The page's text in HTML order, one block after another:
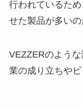
行われているた
せた製品が多いの
VEZZERのよう
業の成り立ちやビ